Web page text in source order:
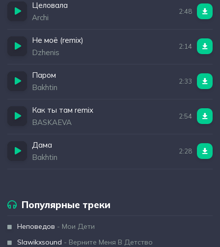
Целовала
Archi
2:48
Не моё (remix)
Dzhenis
2:14
Паром
Bakhtin
2:33
Как ты там remix
BASKAEVA
2:54
Дама
Bakhtin
2:28
Популярные треки
Неповедов - Мои Дети
Slawikxsound - Верните Меня В Детство